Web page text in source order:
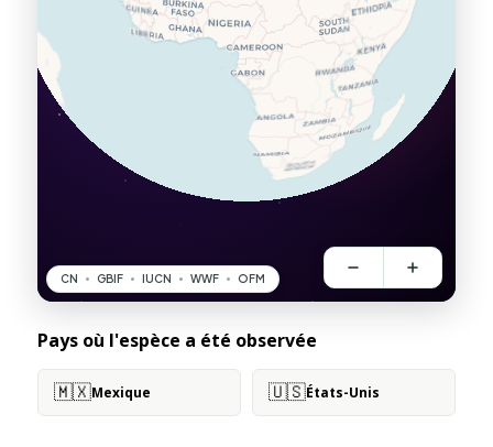
Pays où l'espèce a été observée
🇲🇽Mexique 🇺🇸États-Unis